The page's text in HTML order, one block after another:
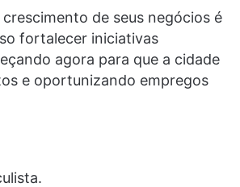
de seus negócios é
fortalecer iniciativas
agora para que a cidade
e oportunizando empregos